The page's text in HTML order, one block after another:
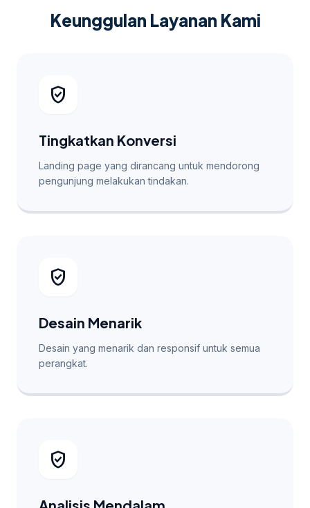
Keunggulan Layanan Kami
verified_user
Tingkatkan Konversi
Landing page yang dirancang untuk mendorong
pengunjung melakukan tindakan.
verified_user
Desain Menarik
Desain yang menarik dan responsif untuk semua
perangkat.
verified_user